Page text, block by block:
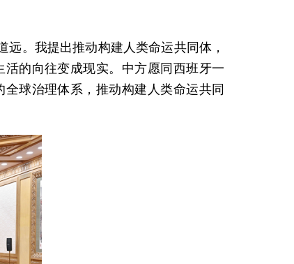
。我提出推动构建人类命运共同体，
的向往变成现实。中方愿同西班牙一
球治理体系，推动构建人类命运共同